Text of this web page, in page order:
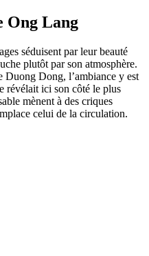
Ong Lang
séduisent par leur beauté
plutôt par son atmosphère.
Duong Dong, l’ambiance y est
révélait ici son côté le plus
mènent à des criques
celui de la circulation.